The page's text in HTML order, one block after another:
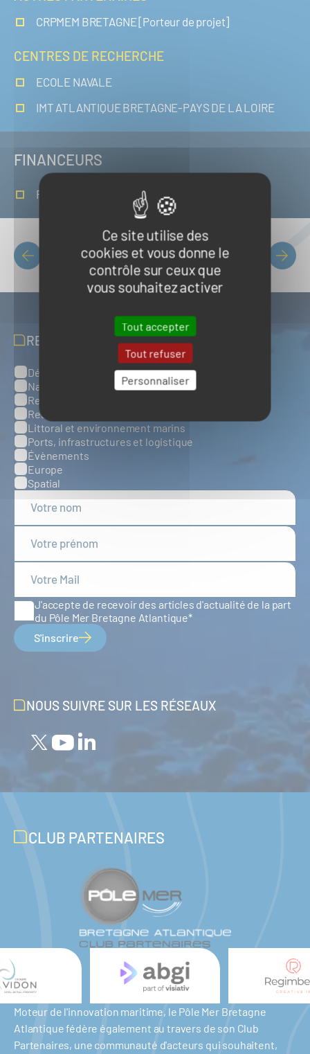
Ce site utilise des
cookies et vous donne le
contrôle sur ceux que
vous souhaitez activer
Tout accepter
Tout refuser
Personnaliser
CRPMEM BRETAGNE [Porteur de projet]
CENTRES DE RECHERCHE
ECOLE NAVALE
IMT ATLANTIQUE BRETAGNE-PAYS DE LA LOIRE
FINANCEURS
France Filière Pêche
PAGINATION
Liste des projets
RECEVOIR NOS ACTUALITÉS
Catégories
Défense, sûreté et sécurité maritimes
Naval et nautisme
Ressources énergétiques et minérales marines
Ressources biologiques marines
Littoral et environnement marins
Ports, infrastructures et logistique
Évènements
Europe
Spatial
J'accepte de recevoir des articles d'actualité de la part
du Pôle Mer Bretagne Atlantique
S'inscrire
NOUS SUIVRE SUR LES RÉSEAUX
CLUB PARTENAIRES
Moteur de l'innovation maritime, le Pôle Mer Bretagne
Atlantique fédère également au travers de son Club
Partenaires, une communauté d'acteurs qui souhaitent,